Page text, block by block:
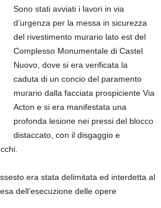
Sono stati avviati i lavori in via
d’urgenza per la messa in sicurezza
del rivestimento murario lato est del
Complesso Monumentale di Castel
Nuovo, dove si era verificata la
caduta di un concio del paramento
murario dalla facciata prospiciente Via
Acton e si era manifestata una
profonda lesione nei pressi del blocco
distaccato, con il disgaggio e
era stata delimitata ed interdetta al
dell’esecuzione delle opere